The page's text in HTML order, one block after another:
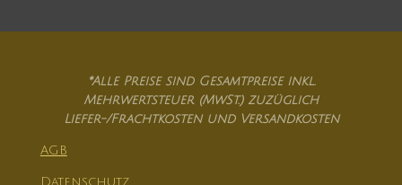
*Alle Preise sind Gesamtpreise inkl.
Mehrwertsteuer (MwSt.) zuzüglich
Liefer-/Frachtkosten und Versandkosten
AGB
Datenschutz